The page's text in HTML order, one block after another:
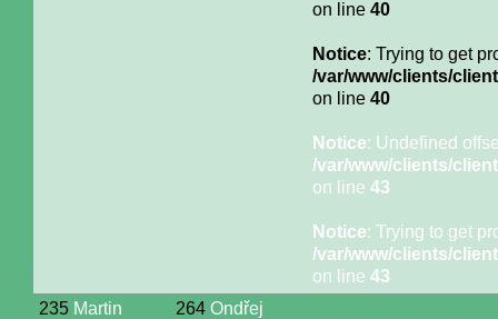
on line 40
Notice: Trying to get
/var/www/clients/
on line 40
Notice: Undefined
/var/www/clients/
on line 43
Notice: Trying to get
/var/www/clients/
on line 43
235 Martin
264 Ondřej